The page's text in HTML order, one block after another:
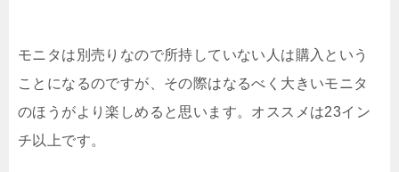
モニタは別売りなので所持していない人は購入という
ことになるのですが、その際はなるべく大きいモニタ
のほうがより楽しめると思います。オススメは23イン
チ以上です。